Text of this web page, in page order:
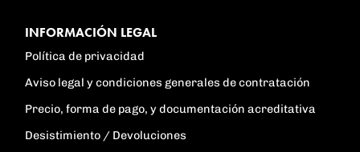
INFORMACIÓN LEGAL
Política de privacidad
Aviso legal y condiciones generales de contratación
Precio, forma de pago, y documentación acreditativa
Desistimiento / Devoluciones